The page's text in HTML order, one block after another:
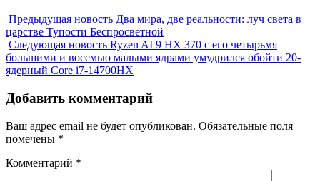
Предыдущая новость Два мира, две реальности: луч света в
царстве Тупости Беспросветной
Следующая новость Ryzen AI 9 HX 370 с его четырьмя
большими и восемью малыми ядрами умудрился обойти 20-
ядерный Core i7-14700HX
Добавить комментарий
Ваш адрес email не будет опубликован. Обязательные поля
помечены *
Комментарий *